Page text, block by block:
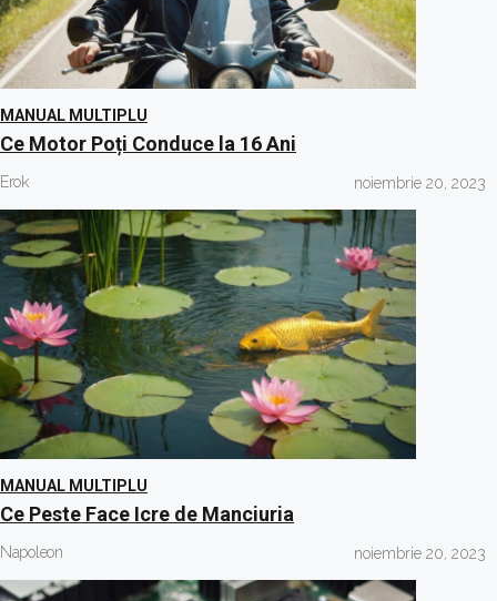
MANUAL MULTIPLU
Ce Motor Poți Conduce la 16 Ani
Erok noiembrie 20, 2023
MANUAL MULTIPLU
Ce Peste Face Icre de Manciuria
Napoleon noiembrie 20, 2023